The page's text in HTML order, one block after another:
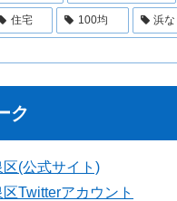
住宅 100均 浜な
ク
(公式サイト)
Twitterアカウント